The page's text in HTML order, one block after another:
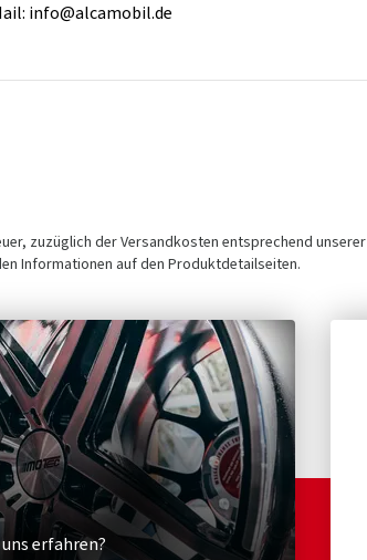
info@alcamobil.de
zuzüglich der Versandkosten entsprechend unserer
Informationen auf den Produktdetailseiten.
erfahren?